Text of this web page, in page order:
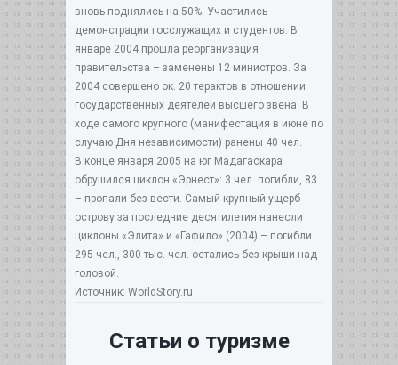
вновь поднялись на 50%. Участились
демонстрации госслужащих и студентов. В
январе 2004 прошла реорганизация
правительства – заменены 12 министров. За
2004 совершено ок. 20 терактов в отношении
государственных деятелей высшего звена. В
ходе самого крупного (манифестация в июне по
случаю Дня независимости) ранены 40 чел.
В конце января 2005 на юг Мадагаскара
обрушился циклон «Эрнест»: 3 чел. погибли, 83
– пропали без вести. Самый крупный ущерб
острову за последние десятилетия нанесли
циклоны «Элита» и «Гафило» (2004) – погибли
295 чел., 300 тыс. чел. остались без крыши над
головой.
Источник: WorldStory.ru
Статьи о туризме